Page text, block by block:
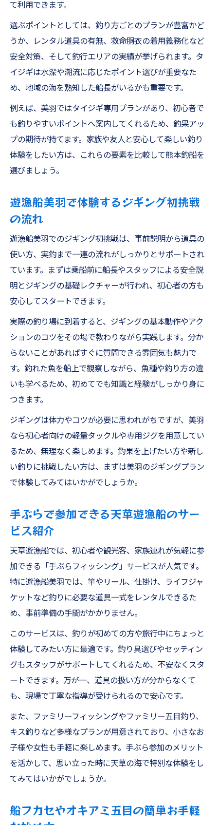
て利用できます。
選ぶポイントとしては、釣り方ごとのプランが豊富かど
うか、レンタル道具の有無、救命胴衣の着用義務化など
安全対策、そして釣行エリアの実績が挙げられます。タ
イジギは水深や潮流に応じたポイント選びが重要なた
め、地域の海を熟知した船長がいるかも重要です。
例えば、美羽ではタイジギ専用プランがあり、初心者で
も釣りやすいポイントへ案内してくれるため、釣果アッ
プの期待が持てます。家族や友人と安心して楽しい釣り
体験をしたい方は、これらの要素を比較して熊本釣船を
選びましょう。
遊漁船美羽で体験するジギング初挑戦
の流れ
遊漁船美羽でのジギング初挑戦は、事前説明から道具の
使い方、実釣まで一連の流れがしっかりとサポートされ
ています。まずは乗船前に船長やスタッフによる安全説
明とジギングの基礎レクチャーが行われ、初心者の方も
安心してスタートできます。
実際の釣り場に到着すると、ジギングの基本動作やアク
ションのコツをその場で教わりながら実践します。分か
らないことがあればすぐに質問できる雰囲気も魅力で
す。釣れた魚を船上で観察しながら、魚種や釣り方の違
いも学べるため、初めてでも知識と経験がしっかり身に
つきます。
ジギングは体力やコツが必要に思われがちですが、美羽
なら初心者向けの軽量タックルや専用ジグを用意してい
るため、無理なく楽しめます。釣果を上げたい方や新し
い釣りに挑戦したい方は、まずは美羽のジギングプラン
で体験してみてはいかがでしょうか。
手ぶらで参加できる天草遊漁船のサー
ビス紹介
天草遊漁船では、初心者や観光客、家族連れが気軽に参
加できる「手ぶらフィッシング」サービスが人気です。
特に遊漁船美羽では、竿やリール、仕掛け、ライフジャ
ケットなど釣りに必要な道具一式をレンタルできるた
め、事前準備の手間がかかりません。
このサービスは、釣りが初めての方や旅行中にちょっと
体験してみたい方に最適です。釣り具選びやセッティン
グもスタッフがサポートしてくれるため、不安なくスタ
ートできます。万が一、道具の扱い方が分からなくて
も、現場で丁寧な指導が受けられるので安心です。
また、ファミリーフィッシングやファミリー五目釣り、
キス釣りなど多様なプランが用意されており、小さなお
子様や女性も手軽に楽しめます。手ぶら参加のメリット
を活かして、思い立った時に天草の海で特別な体験をし
てみてはいかがでしょうか。
船フカセやオキアミ五目の簡単お手軽